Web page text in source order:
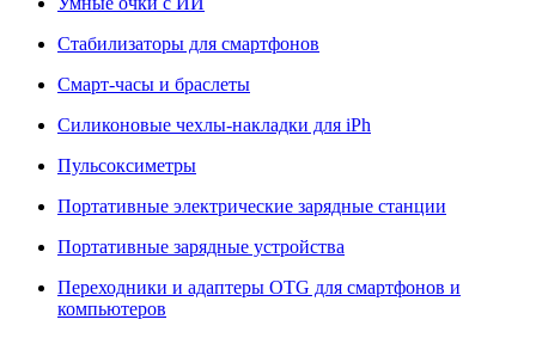
Стабилизаторы для смартфонов
Смарт-часы и браслеты
Силиконовые чехлы-накладки для iPh
Пульсоксиметры
Портативные электрические зарядные станции
Портативные зарядные устройства
Переходники и адаптеры OTG для смартфонов и
компьютеров